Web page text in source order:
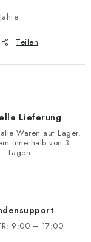
Teilen
Lieferung
Waren auf Lager.
innerhalb von 3
Tagen.
9:00 – 17:00